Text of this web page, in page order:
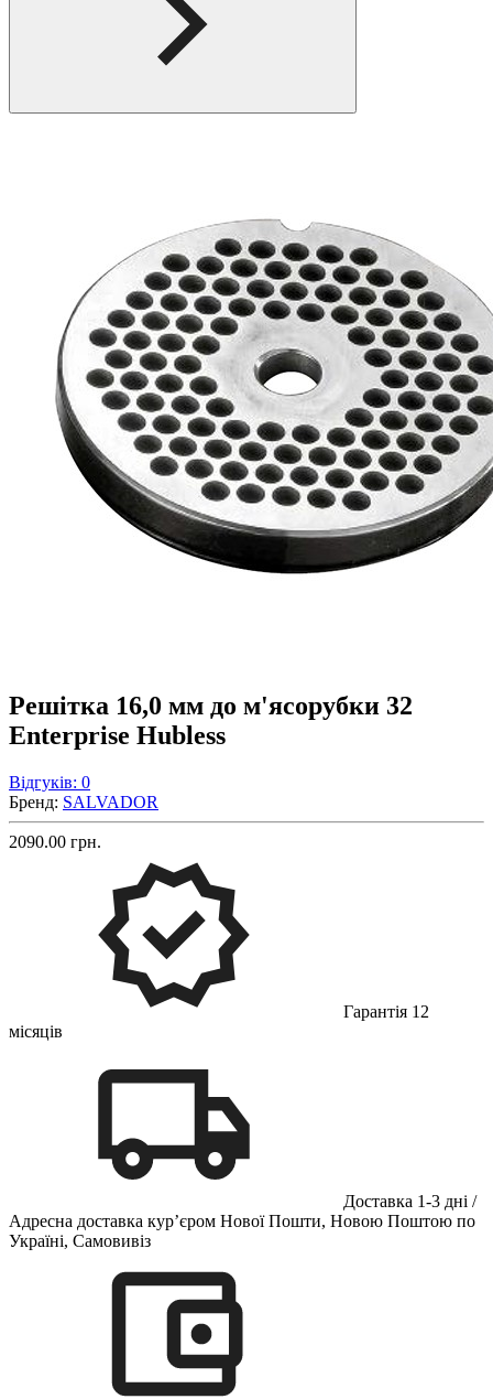
Решітка 16,0 мм до м'ясорубки 32
Enterprise Hubless
Відгуків: 0
Бренд: SALVADOR
2090.00 грн.
Гарантія 12
місяців
Доставка 1-3 дні /
Адресна доставка кур’єром Нової Пошти, Новою Поштою по
Україні, Самовивіз